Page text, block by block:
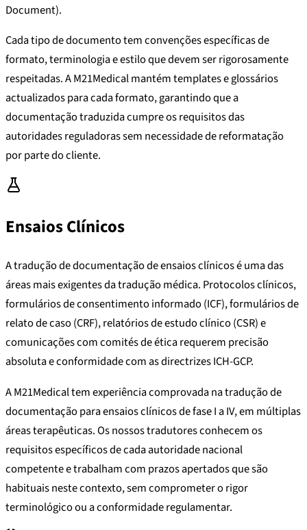
Document).
Cada tipo de documento tem convenções específicas de
formato, terminologia e estilo que devem ser rigorosamente
respeitadas. A M21Medical mantém templates e glossários
actualizados para cada formato, garantindo que a
documentação traduzida cumpre os requisitos das
autoridades reguladoras sem necessidade de reformatação
por parte do cliente.
Ensaios Clínicos
A tradução de documentação de ensaios clínicos é uma das
áreas mais exigentes da tradução médica. Protocolos clínicos,
formulários de consentimento informado (ICF), formulários de
relato de caso (CRF), relatórios de estudo clínico (CSR) e
comunicações com comités de ética requerem precisão
absoluta e conformidade com as directrizes ICH-GCP.
A M21Medical tem experiência comprovada na tradução de
documentação para ensaios clínicos de fase I a IV, em múltiplas
áreas terapêuticas. Os nossos tradutores conhecem os
requisitos específicos de cada autoridade nacional
competente e trabalham com prazos apertados que são
habituais neste contexto, sem comprometer o rigor
terminológico ou a conformidade regulamentar.